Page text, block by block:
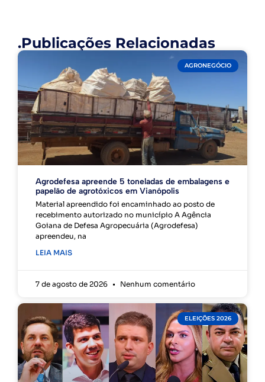
.Publicações Relacionadas
AGRONEGÓCIO
Agrodefesa apreende 5 toneladas de embalagens e
papelão de agrotóxicos em Vianópolis
Material apreendido foi encaminhado ao posto de
recebimento autorizado no município A Agência
Goiana de Defesa Agropecuária (Agrodefesa)
apreendeu, na
LEIA MAIS
7 de agosto de 2026 Nenhum comentário
ELEIÇÕES 2026